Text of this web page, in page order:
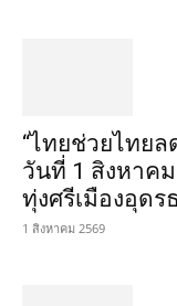
“ไทยช่วยไทย
วันที่ 1 สิงหาค
ทุ่งศรีเมืองอุดร
1 สิงหาคม 2569